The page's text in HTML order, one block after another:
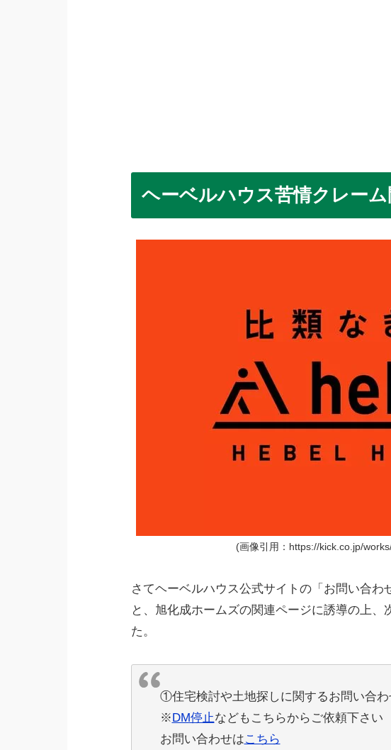
ヘーベルハウス苦情クレー
(画像引用：https://kick.co.jp/
さてヘーベルハウス公式サイトの「お問い合わ
と、旭化成ホームズの関連ページに誘導の上、
た。
①住宅検討や土地探しに関するお問い合わ
※ DM停止などもこちらからご依頼下さい
お問い合わせはこちら